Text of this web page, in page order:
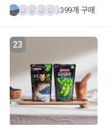
399개 구매
23